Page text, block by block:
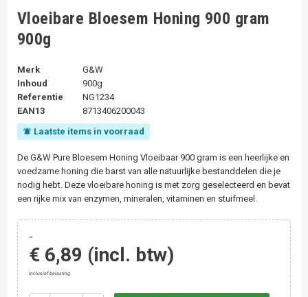
Vloeibare Bloesem Honing 900 gram
900g
Merk
G&W
Inhoud
900g
Referentie
NG1234
EAN13
8713406200043
notifications_active Laatste items in voorraad
De G&W Pure Bloesem Honing Vloeibaar 900 gram is een heerlijke en
voedzame honing die barst van alle natuurlijke bestanddelen die je
nodig hebt. Deze vloeibare honing is met zorg geselecteerd en bevat
een rijke mix van enzymen, mineralen, vitaminen en stuifmeel.
-
€ 6,89 (incl. btw)
Inclusief belasting